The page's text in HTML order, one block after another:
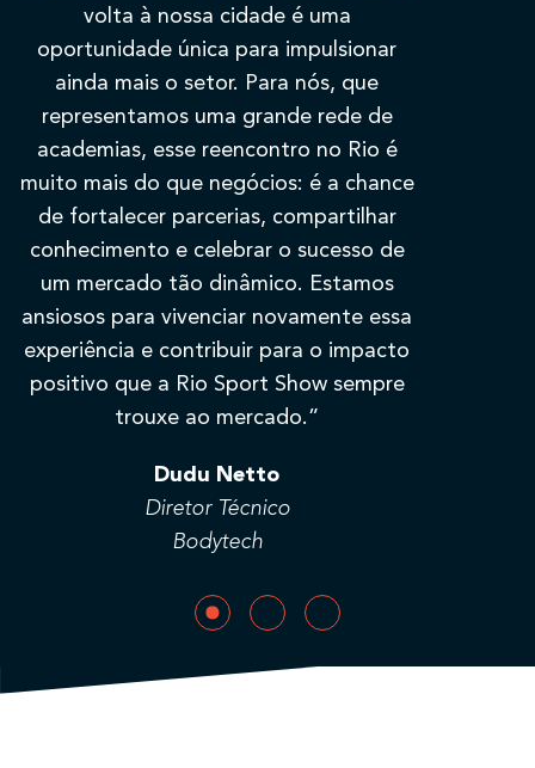
volta à nossa cidade é uma
oportunidade única para impulsionar
ainda mais o setor. Para nós, que
representamos uma grande rede de
academias, esse reencontro no Rio é
muito mais do que negócios: é a chance
de fortalecer parcerias, compartilhar
conhecimento e celebrar o sucesso de
um mercado tão dinâmico. Estamos
ansiosos para vivenciar novamente essa
experiência e contribuir para o impacto
positivo que a Rio Sport Show sempre
trouxe ao mercado.”
Dudu Netto
Diretor Técnico
Bodytech